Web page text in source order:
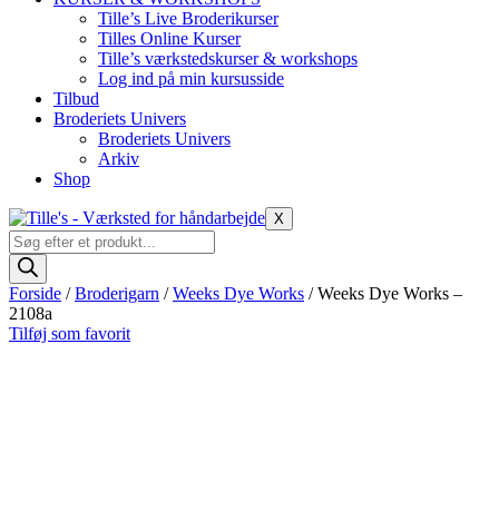
Tille’s Live Broderikurser
Tilles Online Kurser
Tille’s værkstedskurser & workshops
Log ind på min kursusside
Tilbud
Broderiets Univers
Broderiets Univers
Arkiv
Shop
X
Products
search
Forside /Broderigarn /Weeks Dye Works / Weeks Dye Works –
2108a
Tilføj som favorit